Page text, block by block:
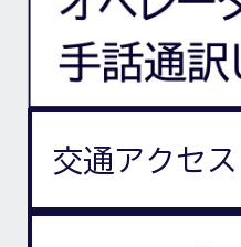
交通アクセス